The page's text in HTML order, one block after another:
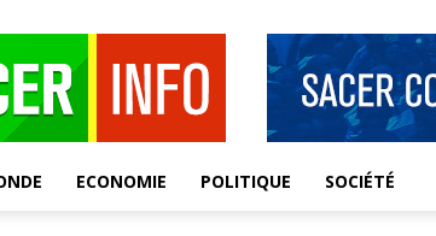
ECONOMIE POLITIQUE SOCIÉTÉ